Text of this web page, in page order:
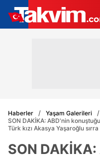
Haberler
Yaşam Galerileri
SON DAKİKA: ABD'nin
Türk kızı Akasya Yaşaroğlu
SON